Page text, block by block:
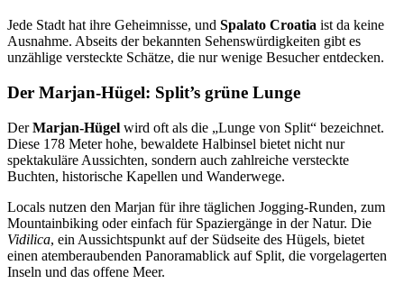
Jede Stadt hat ihre Geheimnisse, und Spalato Croatia ist da keine
Ausnahme. Abseits der bekannten Sehenswürdigkeiten gibt es
unzählige versteckte Schätze, die nur wenige Besucher entdecken.
Der Marjan-Hügel: Split’s grüne Lunge
DerMarjan-Hügel wird oft als die „Lunge von Split“ bezeichnet.
Diese 178 Meter hohe, bewaldete Halbinsel bietet nicht nur
spektakuläre Aussichten, sondern auch zahlreiche versteckte
Buchten, historische Kapellen und Wanderwege.
Locals nutzen den Marjan für ihre täglichen Jogging-Runden, zum
Mountainbiking oder einfach für Spaziergänge in der Natur. Die
Vidilica, ein Aussichtspunkt auf der Südseite des Hügels, bietet
einen atemberaubenden Panoramablick auf Split, die vorgelagerten
Inseln und das offene Meer.